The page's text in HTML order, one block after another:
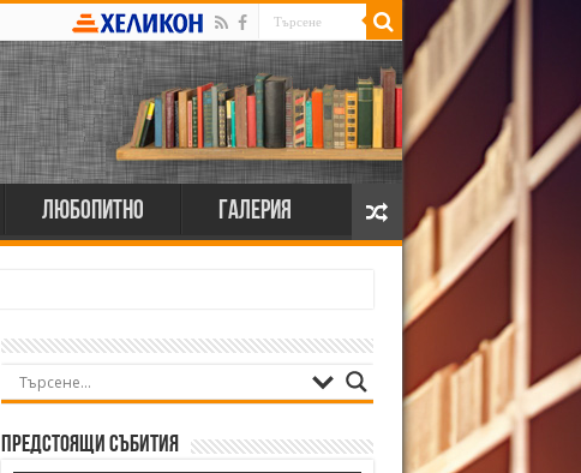
Любопитно Галерия
Предстоящи събития